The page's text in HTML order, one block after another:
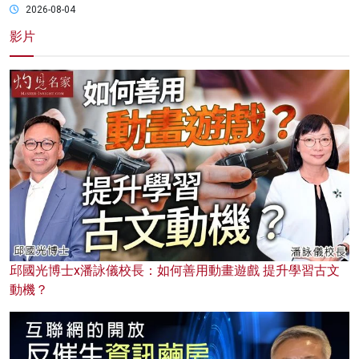
2026-08-04
影片
邱國光博士x潘詠儀校長：如何善用動畫遊戲 提升學習古文
動機？